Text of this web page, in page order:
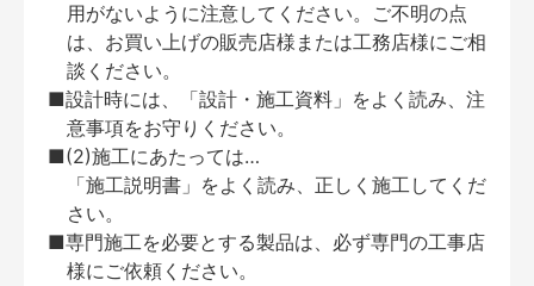
用がないように注意してください。ご不明の点
は、お買い上げの販売店様または工務店様にご相
談ください。
■設計時には、「設計・施工資料」をよく読み、注
意事項をお守りください。
■(2)施工にあたっては…
「施工説明書」をよく読み、正しく施工してくだ
さい。
■専門施工を必要とする製品は、必ず専門の工事店
様にご依頼ください。